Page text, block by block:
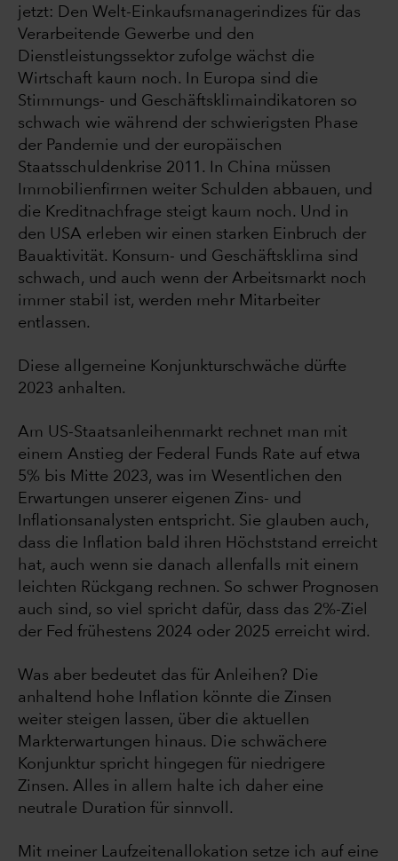
jetzt: Den Welt-Einkaufsmanagerindizes für das
Verarbeitende Gewerbe und den
Dienstleistungssektor zufolge wächst die
Wirtschaft kaum noch. In Europa sind die
Stimmungs- und Geschäftsklimaindikatoren so
schwach wie während der schwierigsten Phase
der Pandemie und der europäischen
Staatsschuldenkrise 2011. In China müssen
Immobilienfirmen weiter Schulden abbauen, und
die Kreditnachfrage steigt kaum noch. Und in
den USA erleben wir einen starken Einbruch der
Bauaktivität. Konsum- und Geschäftsklima sind
schwach, und auch wenn der Arbeitsmarkt noch
immer stabil ist, werden mehr Mitarbeiter
entlassen.
Diese allgemeine Konjunkturschwäche dürfte
2023 anhalten.
Am US-Staatsanleihenmarkt rechnet man mit
einem Anstieg der Federal Funds Rate auf etwa
5% bis Mitte 2023, was im Wesentlichen den
Erwartungen unserer eigenen Zins- und
Inflationsanalysten entspricht. Sie glauben auch,
dass die Inflation bald ihren Höchststand erreicht
hat, auch wenn sie danach allenfalls mit einem
leichten Rückgang rechnen. So schwer Prognosen
auch sind, so viel spricht dafür, dass das 2%-Ziel
der Fed frühestens 2024 oder 2025 erreicht wird.
Was aber bedeutet das für Anleihen? Die
anhaltend hohe Inflation könnte die Zinsen
weiter steigen lassen, über die aktuellen
Markterwartungen hinaus. Die schwächere
Konjunktur spricht hingegen für niedrigere
Zinsen. Alles in allem halte ich daher eine
neutrale Duration für sinnvoll.
Mit meiner Laufzeitenallokation setze ich auf eine